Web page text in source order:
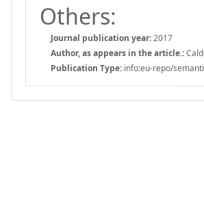
Others:
Journal publication year:2017
Author, as appears in the article.:
Publication Type: info:eu-repo/